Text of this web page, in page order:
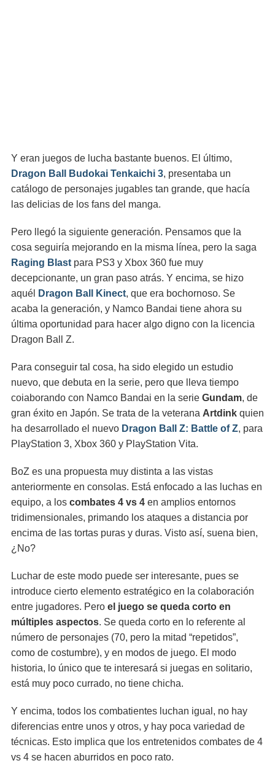
Y eran juegos de lucha bastante buenos. El último,
Dragon Ball Budokai Tenkaichi 3, presentaba un
catálogo de personajes jugables tan grande, que hacía
las delicias de los fans del manga.
Pero llegó la siguiente generación. Pensamos que la
cosa seguiría mejorando en la misma línea, pero la saga
Raging Blast para PS3 y Xbox 360 fue muy
decepcionante, un gran paso atrás. Y encima, se hizo
aquél
Dragon Ball Kinect, que era bochornoso. Se
acaba la generación, y Namco Bandai tiene ahora su
última oportunidad para hacer algo digno con la licencia
Dragon Ball Z.
Para conseguir tal cosa, ha sido elegido un estudio
nuevo, que debuta en la serie, pero que lleva tiempo
coiaborando con Namco Bandai en la serie Gundam, de
gran éxito en Japón. Se trata de la veterana Artdink quien
ha desarrollado el nuevo Dragon Ball Z: Battle of Z, para
PlayStation 3, Xbox 360 y PlayStation Vita.
BoZ es una propuesta muy distinta a las vistas
anteriormente en consolas. Está enfocado a las luchas en
equipo, a los combates 4 vs 4 en amplios entornos
tridimensionales, primando los ataques a distancia por
encima de las tortas puras y duras. Visto así, suena bien,
¿No?
Luchar de este modo puede ser interesante, pues se
introduce cierto elemento estratégico en la colaboración
entre jugadores. Pero el juego se queda corto en
múltiples aspectos. Se queda corto en lo referente al
número de personajes (70, pero la mitad “repetidos”,
como de costumbre), y en modos de juego. El modo
historia, lo único que te interesará si juegas en solitario,
está muy poco currado, no tiene chicha.
Y encima, todos los combatientes luchan igual, no hay
diferencias entre unos y otros, y hay poca variedad de
técnicas. Esto implica que los entretenidos combates de 4
vs 4 se hacen aburridos en poco rato.